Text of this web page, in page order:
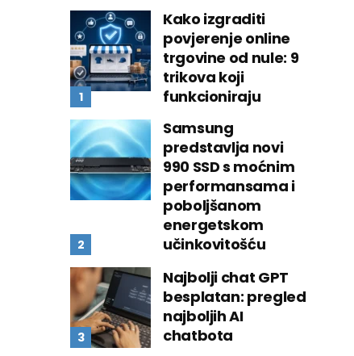
Kako izgraditi
povjerenje online
trgovine od nule: 9
trikova koji
funkcioniraju
Samsung
predstavlja novi
990 SSD s moćnim
performansama i
poboljšanom
energetskom
učinkovitošću
Najbolji chat GPT
besplatan: pregled
najboljih AI
chatbota